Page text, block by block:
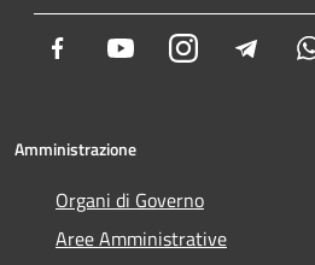
Facebook YoutubeInstagram
Amministrazione
Organi di Governo
Aree Amministrative